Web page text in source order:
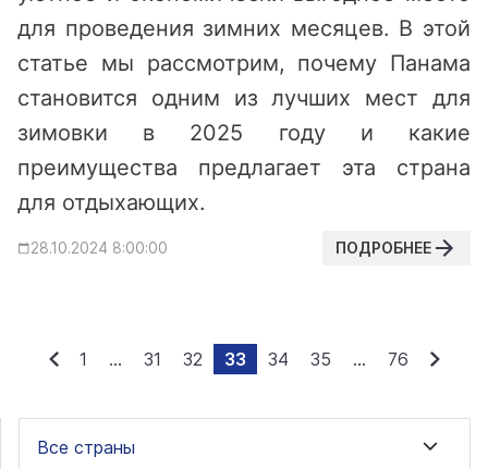
для проведения зимних месяцев. В этой
статье мы рассмотрим, почему Панама
становится одним из лучших мест для
зимовки в 2025 году и какие
преимущества предлагает эта страна
для отдыхающих.
28.10.2024 8:00:00 ПОДРОБНЕЕ
1 ... 31 32 33 34 35 ... 76
Все страны